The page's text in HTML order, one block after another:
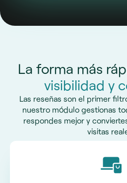
La forma más
visibilidad y
Las reseñas son el primer
nuestro módulo gestionas
respondes mejor y
visitas